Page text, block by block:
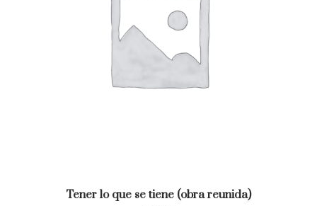
Tener lo que se tiene (obra reunida)